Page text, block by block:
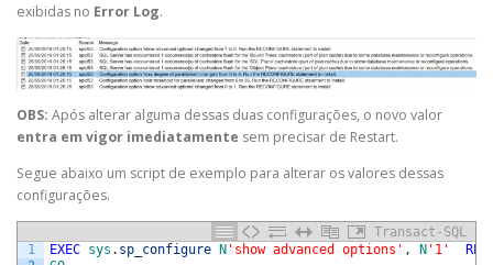
exibidas no Error Log.
OBS: Após alterar alguma dessas duas configurações, o novo valor
entra em vigor imediatamente sem precisar de Restart.
Segue abaixo um script de exemplo para alterar os valores dessas
configurações.
Transact-SQL
1
EXEC sys . sp_configure N 'show advanced options' , N '1'